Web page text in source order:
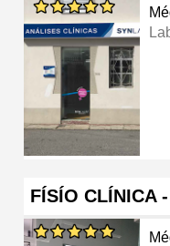
FÍSÍO CLÍNICA